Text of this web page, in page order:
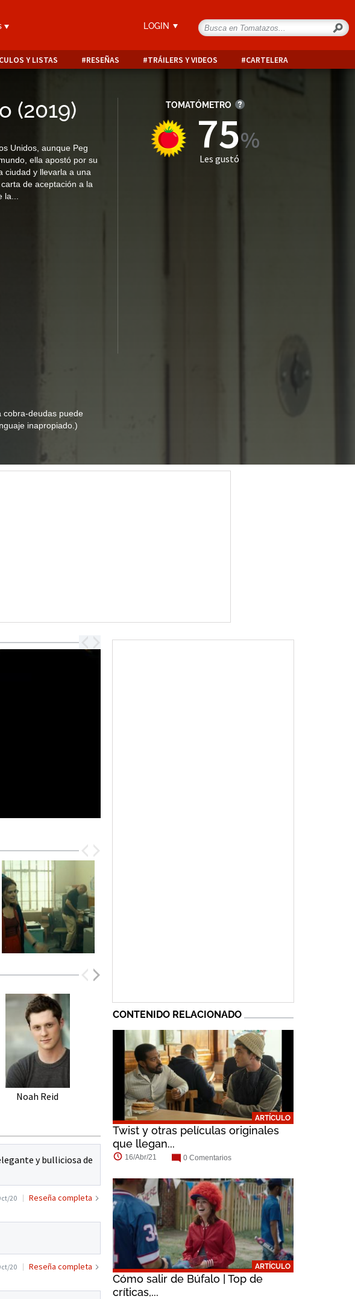
LOGIN
Y LISTAS RESEÑAS TRÁILERS Y VIDEOS CARTELERA
(2019)
Unidos, aunque Peg
ella apostó por su
ciudad y llevarla a una
de aceptación a la
cobra-deudas puede
inapropiado.)
TOMATÓMETRO
75
Les gustó
Noah Reid Lusia Strus Raymond Ablack
y bulliciosa de
20 Reseña completa
20 Reseña completa
CONTENIDO RELACIONADO
ARTÍCULO
Twist y otras películas originales
que llegan...
16/Abr/21 0 Comentarios
ARTÍCULO
Cómo salir de Búfalo | Top de
críticas,...